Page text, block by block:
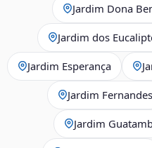
Jardim Dona
Jardim dos
Jardim Esperança
Jardim Fernandes
Jardim